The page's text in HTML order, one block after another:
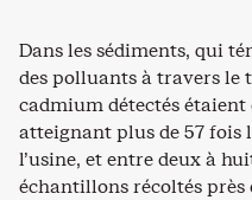
Dans les sédiments, qui
des polluants à travers le
cadmium détectés étaient
atteignant plus de 57 fois
l’usine, et entre deux à
échantillons récoltés près